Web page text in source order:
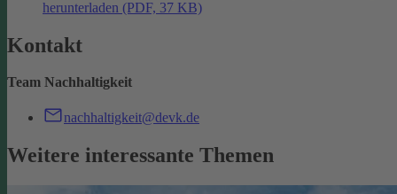
herunterladen (PDF, 37 KB)
Kontakt
Team Nachhaltigkeit
nachhaltigkeit@devk.de
Weitere interessante Themen